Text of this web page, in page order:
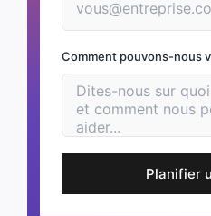
Comment pouvons-nous
Planifier